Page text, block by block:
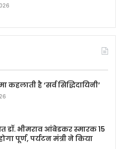
कहलाती है ‘सर्व सिद्धिदायिनी’
डॉ. भीमराव आंबेडकर स्मारक 15
पूर्ण, पर्यटन मंत्री ने किया